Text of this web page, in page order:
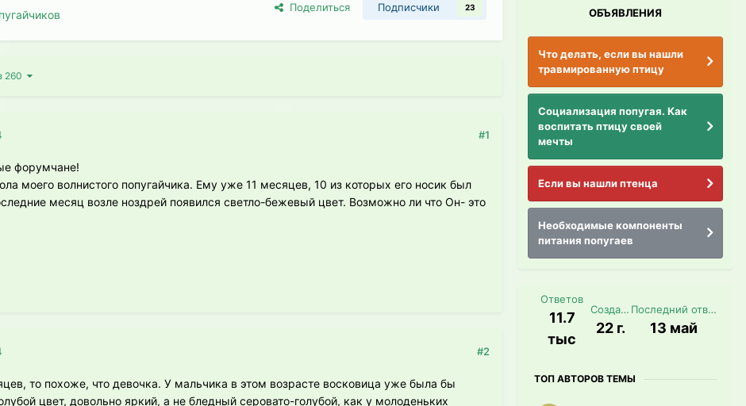
Поделиться Подписчики 23
260
#1
форумчане!
моего волнистого попугайчика. Ему уже 11 месяцев, 10 из которых его носик был
месяц возле ноздрей появился светло-бежевый цвет. Возможно ли что Он- это
#2
то похоже, что девочка. У мальчика в этом возрасте восковица уже была бы
цвет, довольно яркий, а не бледный серовато-голубой, как у молоденьких
ОБЪЯВЛЕНИЯ
Что делать, если вы нашли
травмированную птицу
Социализация попугая. Как
воспитать птицу своей
мечты
Если вы нашли птенца
Необходимые компоненты
питания попугаев
Ответов
11.7
тыс
Создана
22 г.
Последний ответ
13 май
ТОП АВТОРОВ ТЕМЫ